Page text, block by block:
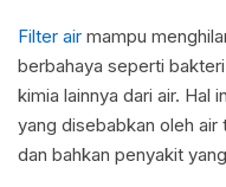
Filter air mampu
berbahaya seperti
kimia lainnya dari air. Hal
yang disebabkan oleh
dan bahkan penyakit